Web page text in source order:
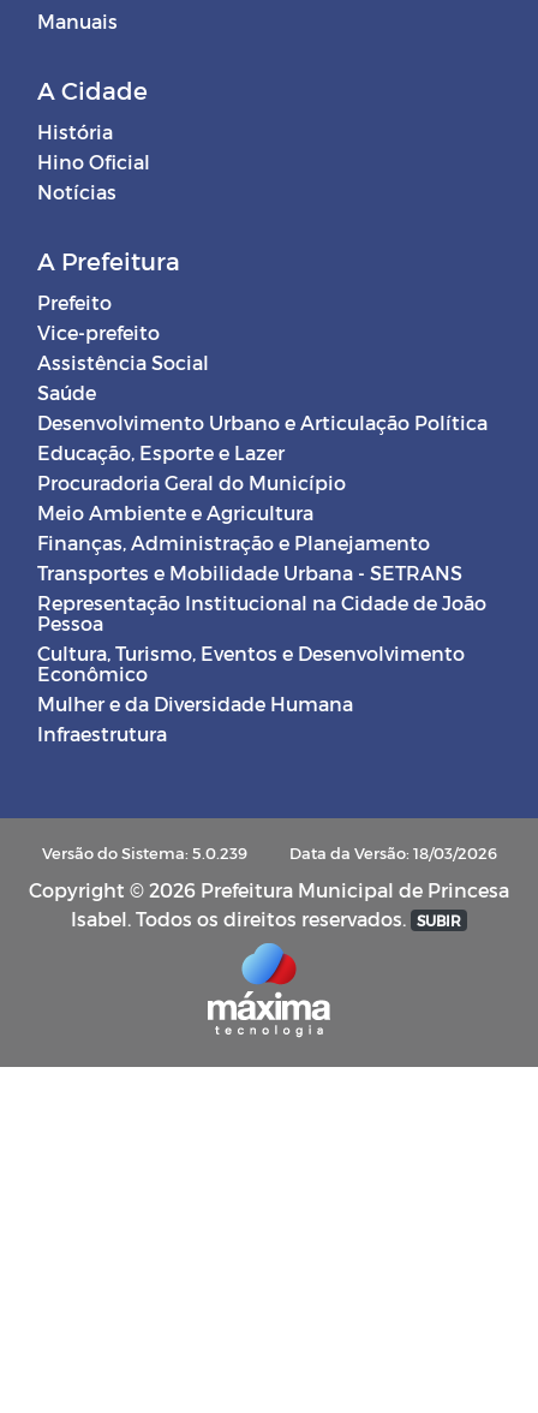
Manuais
A Cidade
História
Hino Oficial
Notícias
A Prefeitura
Prefeito
Vice-prefeito
Assistência Social
Saúde
Desenvolvimento Urbano e Articulação Política
Educação, Esporte e Lazer
Procuradoria Geral do Município
Meio Ambiente e Agricultura
Finanças, Administração e Planejamento
Transportes e Mobilidade Urbana - SETRANS
Representação Institucional na Cidade de João
Pessoa
Cultura, Turismo, Eventos e Desenvolvimento
Econômico
Mulher e da Diversidade Humana
Infraestrutura
Versão do Sistema: 5.0.239 Data da Versão: 18/03/2026
Copyright © 2026 Prefeitura Municipal de Princesa
Isabel. Todos os direitos reservados. SUBIR